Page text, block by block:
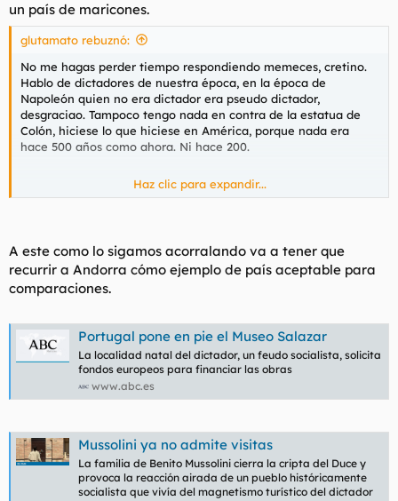
un país de maricones.
glutamato rebuznó:
No me hagas perder tiempo respondiendo memeces, cretino.
Hablo de dictadores de nuestra época, en la época de
Napoleón quien no era dictador era pseudo dictador,
desgraciao. Tampoco tengo nada en contra de la estatua de
Colón, hiciese lo que hiciese en América, porque nada era
hace 500 años como ahora. Ni hace 200.
cabrón, que equiparas lo que ocurría hasta hace nada en
España, a lo que ocurre en dos países que no son ejemplo de
nada.
Haz clic para expandir...
A este como lo sigamos acorralando va a tener que
recurrir a Andorra cómo ejemplo de país aceptable para
comparaciones.
Portugal pone en pie el Museo Salazar
La localidad natal del dictador, un feudo socialista, solicita
fondos europeos para financiar las obras
www.abc.es
Mussolini ya no admite visitas
La familia de Benito Mussolini cierra la cripta del Duce y
provoca la reacción airada de un pueblo históricamente
socialista que vivía del magnetismo turístico del dictador